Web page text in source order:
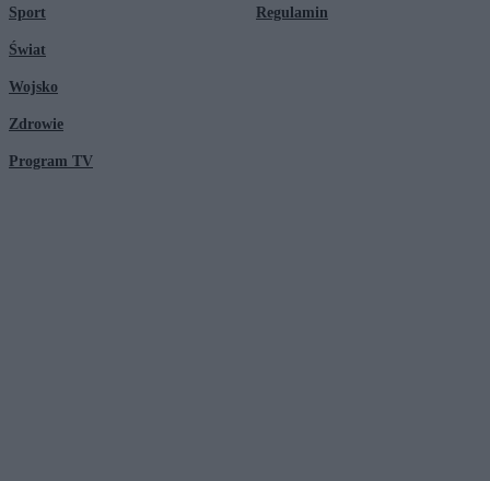
Sport
Świat
Wojsko
Zdrowie
Program TV
Regulamin